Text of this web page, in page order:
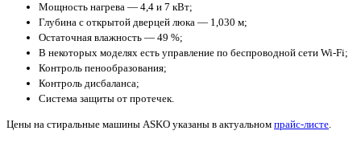
Мощность нагрева — 4,4 и 7 кВт;
Глубина с открытой дверцей люка — 1,030 м;
Остаточная влажность — 49 %;
В некоторых моделях есть управление по беспроводной сети Wi‑Fi;
Контроль пенообразования;
Контроль дисбаланса;
Система защиты от протечек.
Цены на стиральные машины ASKO указаны в актуальном прайс-листе.